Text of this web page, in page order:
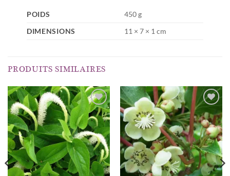
POIDS
450 g
DIMENSIONS
11 × 7 × 1 cm
PRODUITS SIMILAIRES
AJOUTER
À MA
LISTE
D’ENVIES...
AJOUTER
À MA
LISTE
D’ENVIES...